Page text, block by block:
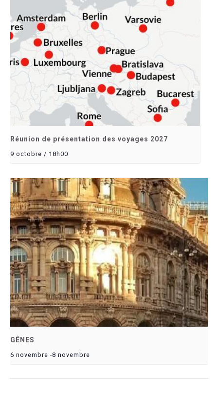
Réunion de présentation des voyages 2027
9 octobre / 18h00
GÊNES
6 novembre -8 novembre